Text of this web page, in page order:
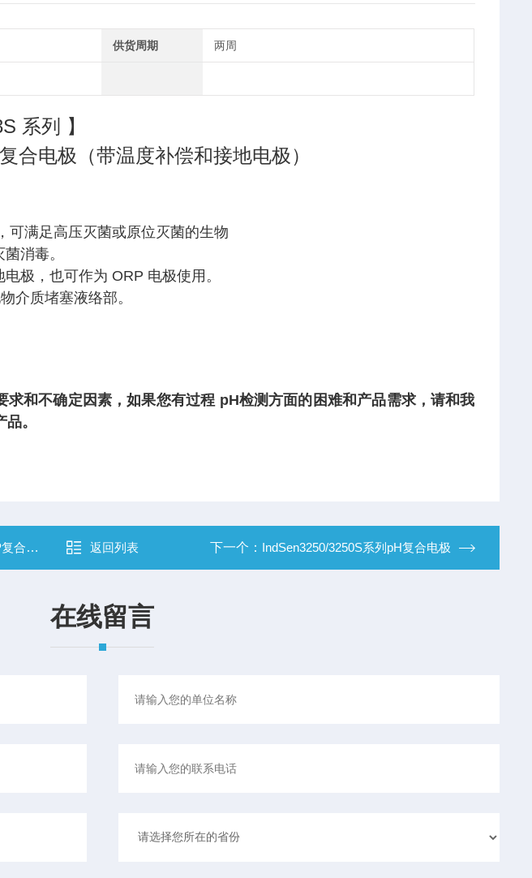
供货周期 两周
系列 】
合电极（带温度补偿和接地电极）
可满足高压灭菌或原位灭菌的生物
消毒。
极，也可作为 ORP 电极使用。
介质堵塞液络部。
求和不确定因素，如果您有过程 pH检测方面的困难和产品需求，请和我
品。
电极 返回列表 下一个： IndSen3250/3250S系列pH复合电极
在线留言